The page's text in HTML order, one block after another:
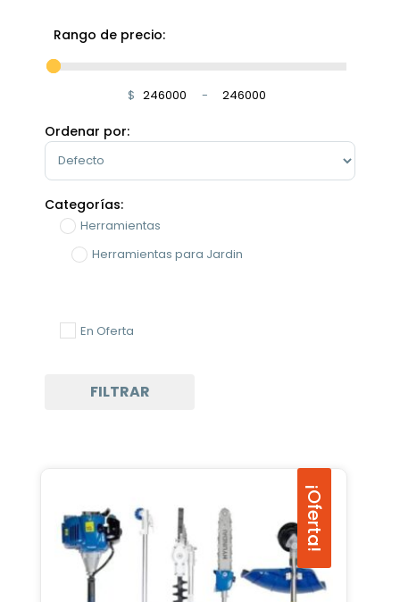
Rango de precio:
$ Minimum Price
-
Maximum Price
Ordenar por:
Sort Products
Categorías:
Herramientas
Herramientas para Jardin
En Oferta
FILTRAR
¡Oferta!